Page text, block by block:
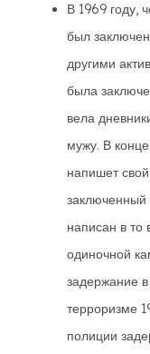
В 1969 году,
был
другими
была
вела
мужу. В
напишет
написан в то
одиночной
задержание
терроризме
полиции